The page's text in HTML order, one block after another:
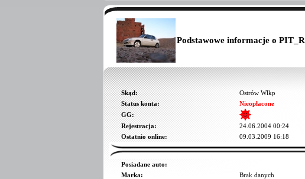
Podstawowe informacje o PIT_R
Skąd:
Ostrów Wlkp
Status konta:
Nieopłacone
GG:
Rejestracja:
24.06.2004 00:24
Ostatnio online:
09.03.2009 16:18
Posiadane auto:
Marka:
Brak danych